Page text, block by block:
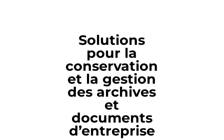
Solutions
pour la
conservation
et la gestion
des archives
et
documents
d’entreprise